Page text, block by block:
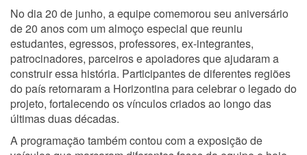
No dia 20 de junho, a equipe comemorou seu aniversário
de 20 anos com um almoço especial que reuniu
estudantes, egressos, professores, ex-integrantes,
patrocinadores, parceiros e apoiadores que ajudaram a
construir essa história. Participantes de diferentes regiões
do país retornaram a Horizontina para celebrar o legado do
projeto, fortalecendo os vínculos criados ao longo das
últimas duas décadas.
A programação também contou com a exposição de